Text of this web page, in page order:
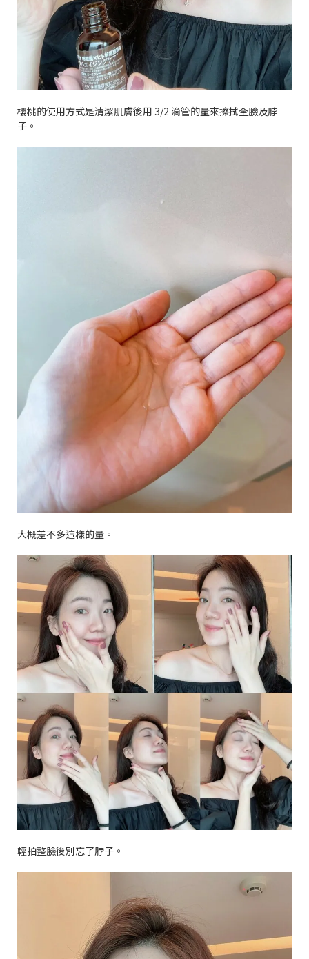
櫻桃的使用方式是清潔肌膚後用 3/2 滴管的量來擦拭全臉及脖
子。
大概差不多這樣的量。
輕拍整臉後別忘了脖子。